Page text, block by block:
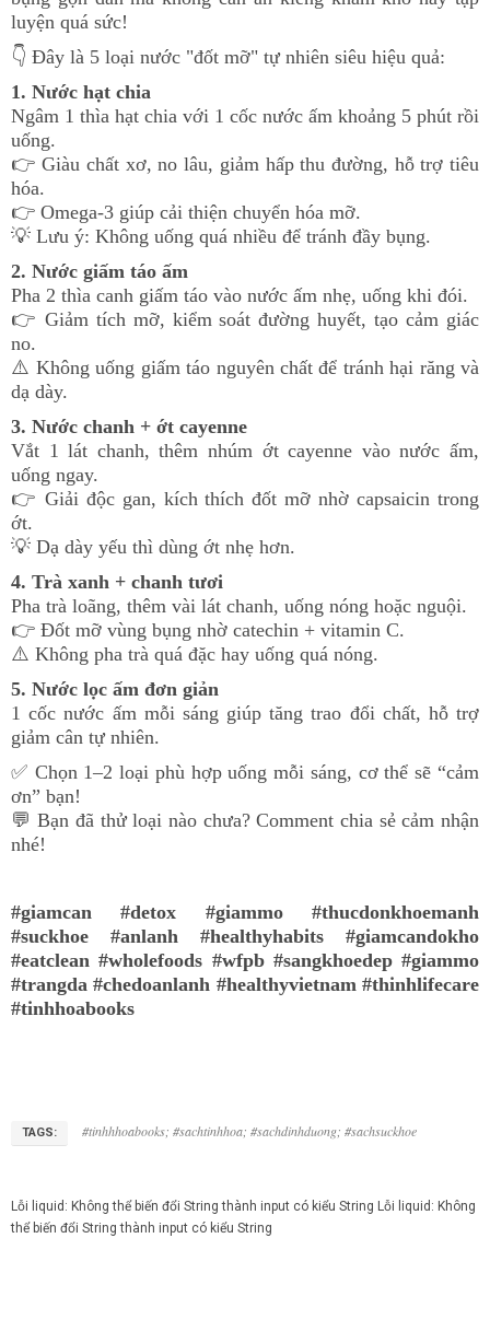
luyện quá sức!
👇 Đây là 5 loại nước "đốt mỡ" tự nhiên siêu hiệu quả:
1. Nước hạt chia
Ngâm 1 thìa hạt chia với 1 cốc nước ấm khoảng 5 phút rồi
uống.
👉 Giàu chất xơ, no lâu, giảm hấp thu đường, hỗ trợ tiêu
hóa.
👉 Omega-3 giúp cải thiện chuyển hóa mỡ.
💡 Lưu ý: Không uống quá nhiều để tránh đầy bụng.
2. Nước giấm táo ấm
Pha 2 thìa canh giấm táo vào nước ấm nhẹ, uống khi đói.
👉 Giảm tích mỡ, kiểm soát đường huyết, tạo cảm giác
no.
⚠️ Không uống giấm táo nguyên chất để tránh hại răng và
dạ dày.
3. Nước chanh + ớt cayenne
Vắt 1 lát chanh, thêm nhúm ớt cayenne vào nước ấm,
uống ngay.
👉 Giải độc gan, kích thích đốt mỡ nhờ capsaicin trong
ớt.
💡 Dạ dày yếu thì dùng ớt nhẹ hơn.
4. Trà xanh + chanh tươi
Pha trà loãng, thêm vài lát chanh, uống nóng hoặc nguội.
👉 Đốt mỡ vùng bụng nhờ catechin + vitamin C.
⚠️ Không pha trà quá đặc hay uống quá nóng.
5. Nước lọc ấm đơn giản
1 cốc nước ấm mỗi sáng giúp tăng trao đổi chất, hỗ trợ
giảm cân tự nhiên.
✅ Chọn 1–2 loại phù hợp uống mỗi sáng, cơ thể sẽ “cảm
ơn” bạn!
💬 Bạn đã thử loại nào chưa? Comment chia sẻ cảm nhận
nhé!
#giamcan #detox #giammo #thucdonkhoemanh
#suckhoe #anlanh #healthyhabits #giamcandokho
#eatclean #wholefoods #wfpb #sangkhoedep #giammo
#trangda #chedoanlanh #healthyvietnam #thinhlifecare
#tinhhoabooks
TAGS: #tinhhhoabooks; #sachtinhhoa; #sachdinhduong; #sachsuckhoe
Lỗi liquid: Không thể biến đổi String thành input có kiểu String Lỗi liquid: Không
thể biến đổi String thành input có kiểu String